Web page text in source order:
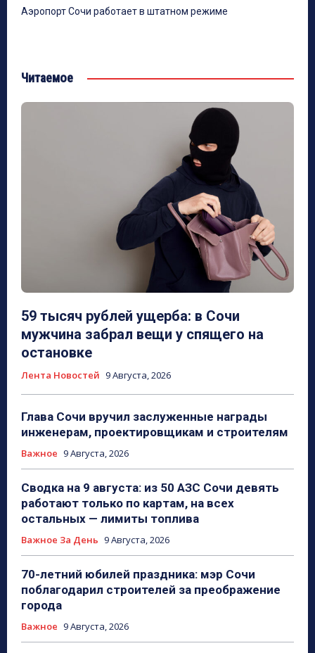
Аэропорт Сочи работает в штатном режиме
Читаемое
59 тысяч рублей ущерба: в Сочи
мужчина забрал вещи у спящего на
остановке
Лента Новостей 9 Августа, 2026
Глава Сочи вручил заслуженные награды
инженерам, проектировщикам и строителям
Важное 9 Августа, 2026
Сводка на 9 августа: из 50 АЗС Сочи девять
работают только по картам, на всех
остальных — лимиты топлива
Важное За День 9 Августа, 2026
70-летний юбилей праздника: мэр Сочи
поблагодарил строителей за преображение
города
Важное 9 Августа, 2026